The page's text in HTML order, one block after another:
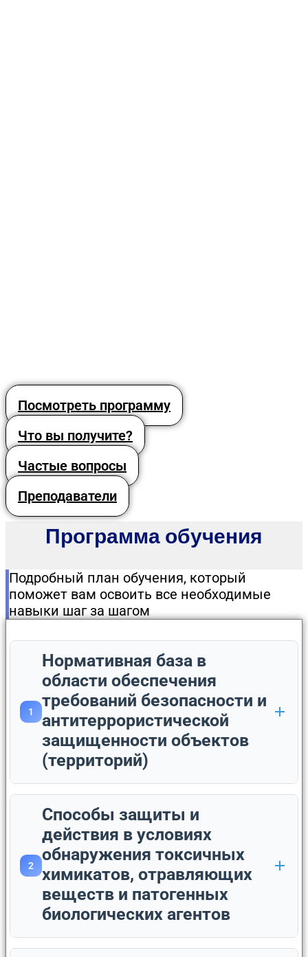
Посмотреть программу
Что вы получите?
Частые вопросы
Преподаватели
Программа обучения
Подробный план обучения, который
поможет вам освоить все необходимые
навыки шаг за шагом
1
Нормативная база в
области обеспечения
требований безопасности и
антитеррористической
защищенности объектов
(территорий)
2
Способы защиты и
действия в условиях
обнаружения токсичных
химикатов, отравляющих
веществ и патогенных
биологических агентов